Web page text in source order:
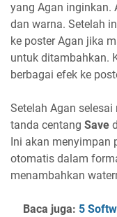
yang Agan inginkan.
dan warna. Setelah
ke poster Agan jika
untuk ditambahkan.
berbagai efek ke
Setelah Agan
tanda centang Save
Ini akan menyimpan
otomatis dalam
menambahkan
Baca juga: 5